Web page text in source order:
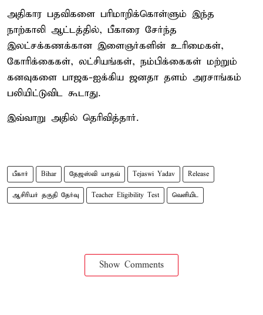
அதிகார பதவிகளை பரிமாறிக்கொள்ளும் இந்த
நாற்காலி ஆட்டத்தில், பீகாரை சேர்ந்த
இலட்சக்கணக்கான இளைஞர்களின் உரிமைகள்,
கோரிக்கைகள், லட்சியங்கள், நம்பிக்கைகள் மற்றும்
கனவுகளை பாஜக-ஐக்கிய ஜனதா தளம் அரசாங்கம்
பலியிட்டுவிட கூடாது.
இவ்வாறு அதில் தெரிவித்தார்.
பீகார் Bihar தேஜஸ்வி யாதவ் Tejaswi Yadav Release
ஆசிரியர் தகுதி தேர்வு Teacher Eligibility Test வெளியிட
Show Comments